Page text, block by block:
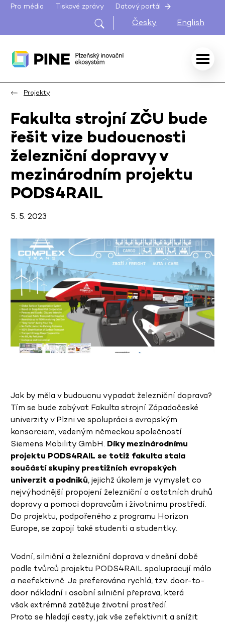
Pro média Tiskové zprávy Datový portál
Česky English
Projekty
Fakulta strojní ZČU bude
řešit vize budoucnosti
železniční dopravy v
mezinárodním projektu
PODS4RAIL
5. 5. 2023
Jak by měla v budoucnu vypadat železniční doprava?
Tím se bude zabývat Fakulta strojní Západočeské
univerzity v Plzni ve spolupráci s evropským
konsorciem, vedeným německou společností
Siemens Mobility GmbH. Díky mezinárodnímu
projektu PODS4RAIL se totiž fakulta stala
součástí skupiny prestižních evropských
univerzit a podniků, jejichž úkolem je vymyslet co
nejvýhodnější propojení železniční a ostatních druhů
dopravy a pomoci dopravcům i životnímu prostředí.
Do projektu, podpořeného z programu Horizon
Europe, se zapojí také studenti a studentky.
Vodní, silniční a železniční doprava v dnešní době
podle tvůrců projektu PODS4RAIL spolupracují málo
a neefektivně. Je preferována rychlá, tzv. door-to-
door nákladní i osobní silniční přeprava, která
však extrémně zatěžuje životní prostředí.
Proto se hledají cesty, jak vše zefektivnit a snížit